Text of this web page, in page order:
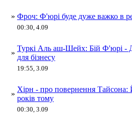
» Фроч: Ф'юрі буде дуже важко в
00:30, 4.09
»
Туркі Аль аш-Шейх: Бій Ф'юрі -
для бізнесу
19:55, 3.09
»
Хірн - про повернення
років тому
00:30, 3.09